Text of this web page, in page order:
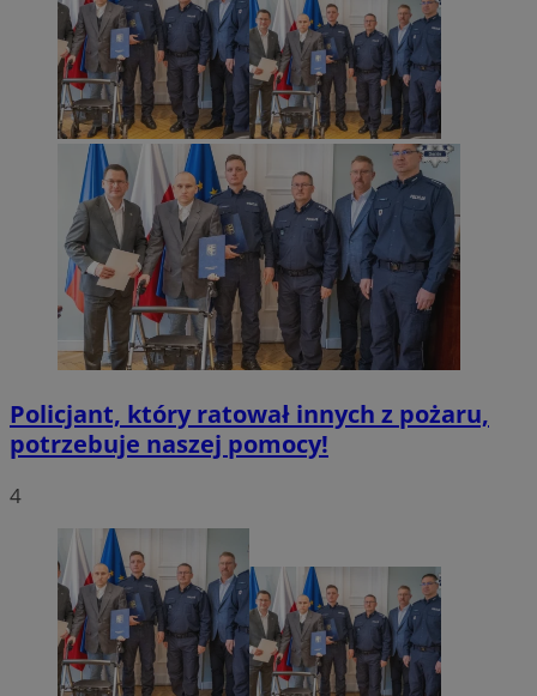
Policjant, który ratował innych z pożaru,
potrzebuje naszej pomocy!
4